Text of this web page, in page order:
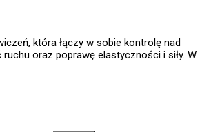
która łączy w sobie kontrolę nad
oraz poprawę elastyczności i siły. W